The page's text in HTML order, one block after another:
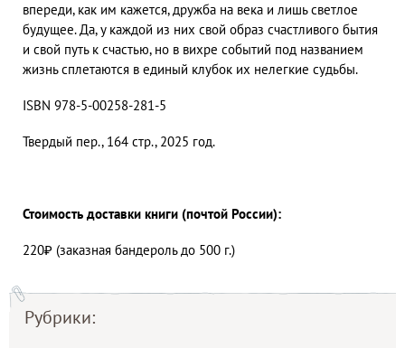
Рубрики:
впереди, как им кажется, дружба на века и лишь светлое
будущее. Да, у каждой из них свой образ счастливого бытия
и свой путь к счастью, но в вихре событий под названием
жизнь сплетаются в единый клубок их нелегкие судьбы.
ISBN 978-5-00258-281-5
Твердый пер., 164 стр., 2025 год.
Стоимость доставки книги (почтой России):
220₽ (заказная бандероль до 500 г.)